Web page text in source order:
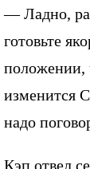
— Ладно,
готовьте
положении,
изменится
надо
Кэп отвел